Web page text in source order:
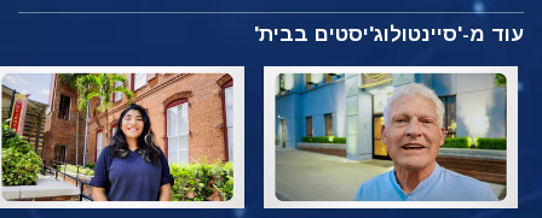
עוד מ-'סיינטולוג'יסטים בבית'